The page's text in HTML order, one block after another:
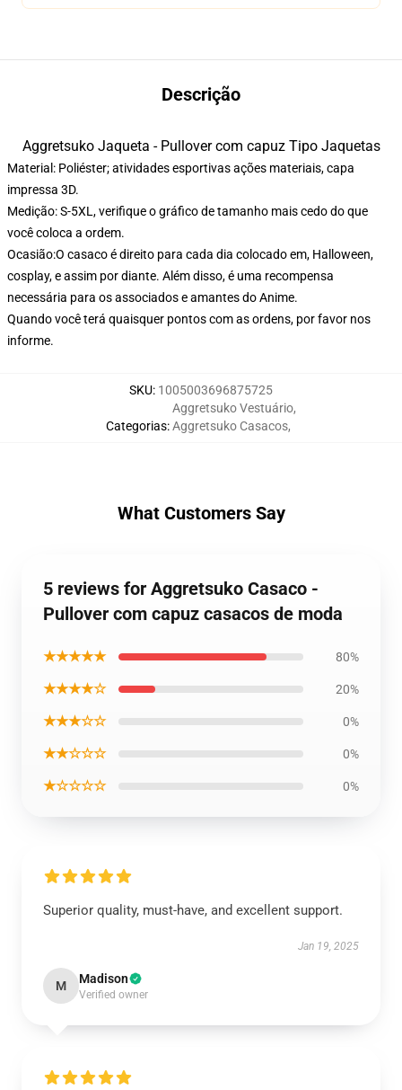
Descrição
Aggretsuko Jaqueta - Pullover com capuz Tipo Jaquetas
Material: Poliéster; atividades esportivas ações materiais, capa
impressa 3D.
Medição: S-5XL, verifique o gráfico de tamanho mais cedo do que
você coloca a ordem.
Ocasião:O casaco é direito para cada dia colocado em, Halloween,
cosplay, e assim por diante. Além disso, é uma recompensa
necessária para os associados e amantes do Anime.
Quando você terá quaisquer pontos com as ordens, por favor nos
informe.
SKU: 1005003696875725
Categorias:
Aggretsuko Vestuário,
Aggretsuko Casacos,
What Customers Say
5 reviews for Aggretsuko Casaco -
Pullover com capuz casacos de moda
★★★★★ 80%
★★★★☆ 20%
★★★☆☆ 0%
★★☆☆☆ 0%
★☆☆☆☆ 0%
Superior quality, must-have, and excellent support.
Jan 19, 2025
M Madison
Verified owner